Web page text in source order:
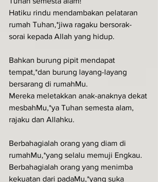
Hatiku rindu mendambakan pelataran
rumah Tuhan,*jiwa ragaku bersorak-
sorai kepada Allah yang hidup.
Bahkan burung pipit mendapat
tempat,*dan burung layang-layang
bersarang di rumahMu.
Mereka meletakkan anak-anaknya dekat
mesbahMu,*ya Tuhan semesta alam,
rajaku dan Allahku.
Berbahagialah orang yang diam di
rumahMu,*yang selalu memuji Engkau.
Berbahagialah orang yang menimba
kekuatan dari padaMu,*yang suka